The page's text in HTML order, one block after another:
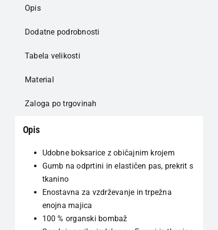
Opis
Dodatne podrobnosti
Tabela velikosti
Material
Zaloga po trgovinah
Opis
Udobne boksarice z običajnim krojem
Gumb na odprtini in elastičen pas, prekrit s
tkanino
Enostavna za vzdrževanje in trpežna
enojna majica
100 % organski bombaž